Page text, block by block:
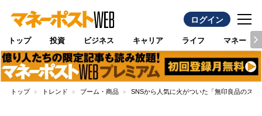
ログイン
トップ 投資 ビジネス キャリア ライフ マネー
トップ トレンド ブーム・商品 SNSから人気に火がついた「無印良品のス